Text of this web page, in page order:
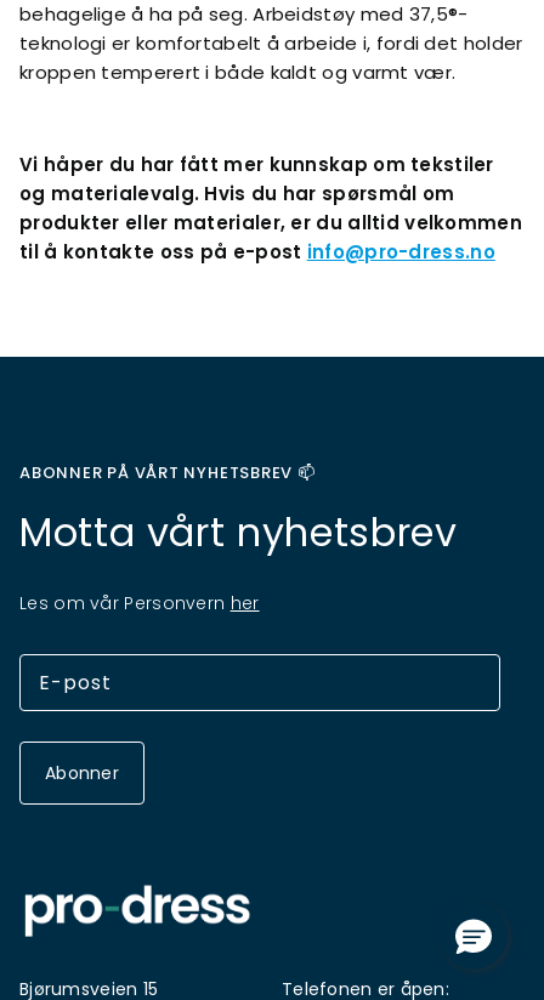
behagelige å ha på seg. Arbeidstøy med 37,5®-
teknologi er komfortabelt å arbeide i, fordi det holder
kroppen temperert i både kaldt og varmt vær.
Vi håper du har fått mer kunnskap om tekstiler
og materialevalg. Hvis du har spørsmål om
produkter eller materialer, er du alltid velkommen
til å kontakte oss på e-post info@pro-dress.no
ABONNER PÅ VÅRT NYHETSBREV 📫
Motta vårt nyhetsbrev
Les om vår Personvern her
Abonner
Bjørumsveien 15 Telefonen er åpen: